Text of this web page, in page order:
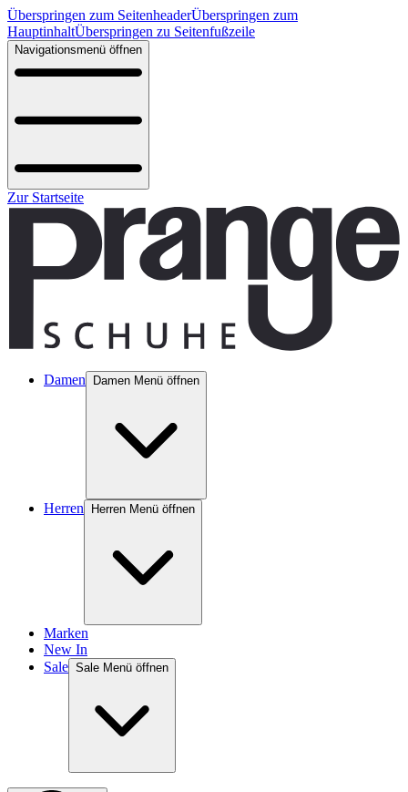
Überspringen zum SeitenheaderÜberspringen zum
HauptinhaltÜberspringen zu Seitenfußzeile
Navigationsmenü öffnen
Zur Startseite
Damen Damen Menü öffnen
Herren Herren Menü öffnen
Marken
New In
Sale Sale Menü öffnen